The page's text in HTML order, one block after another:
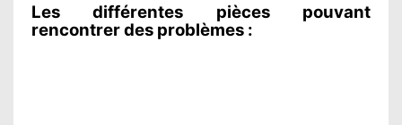
Les différentes pièces pouvant
rencontrer des problèmes :